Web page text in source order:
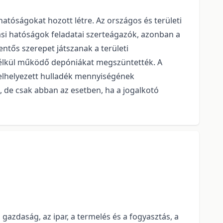
hozott létre. Az országos és területi
hatóságok feladatai szerteágazók, azonban a
szerepet játszanak a területi
működő depóniákat megszüntették. A
hulladék mennyiségének
csak abban az esetben, ha a jogalkotó
az ipar, a termelés és a fogyasztás, a